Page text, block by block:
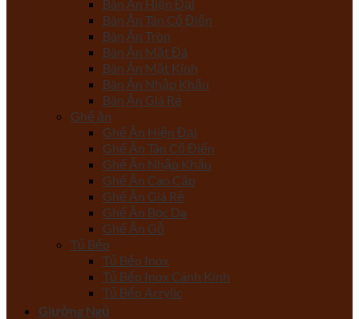
Bàn Ăn Hiện Đại
Bàn Ăn Tân Cổ Điển
Bàn Ăn Tròn
Bàn Ăn Mặt Đá
Bàn Ăn Mặt Kính
Bàn Ăn Nhập Khẩu
Bàn Ăn Giá Rẻ
Ghế ăn
Ghế Ăn Hiện Đại
Ghế Ăn Tân Cổ Điển
Ghế Ăn Nhập Khẩu
Ghế Ăn Cao Cấp
Ghế Ăn Giá Rẻ
Ghế Ăn Bọc Da
Ghế Ăn Gỗ
Tủ Bếp
Tủ Bếp Inox
Tủ Bếp Inox Cánh Kính
Tủ Bếp Acrylic
Giường Ngủ